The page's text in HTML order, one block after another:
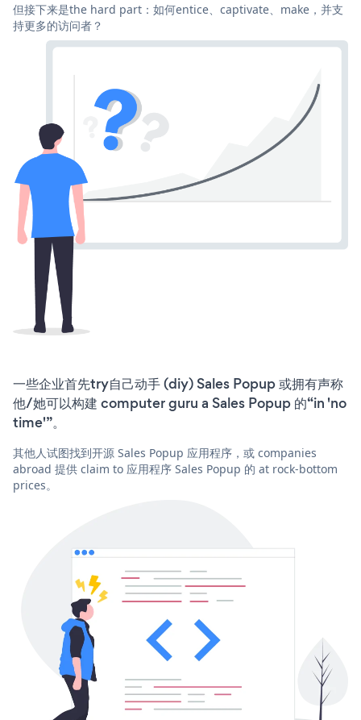
但接下来是the hard part：如何entice、captivate、make，并支
持更多的访问者？
一些企业首先try自己动手 (diy) Sales Popup 或拥有声称
他/她可以构建 computer guru a Sales Popup 的“in 'no
time'”。
其他人试图找到开源 Sales Popup 应用程序，或 companies
abroad 提供 claim to 应用程序 Sales Popup 的 at rock-bottom
prices。